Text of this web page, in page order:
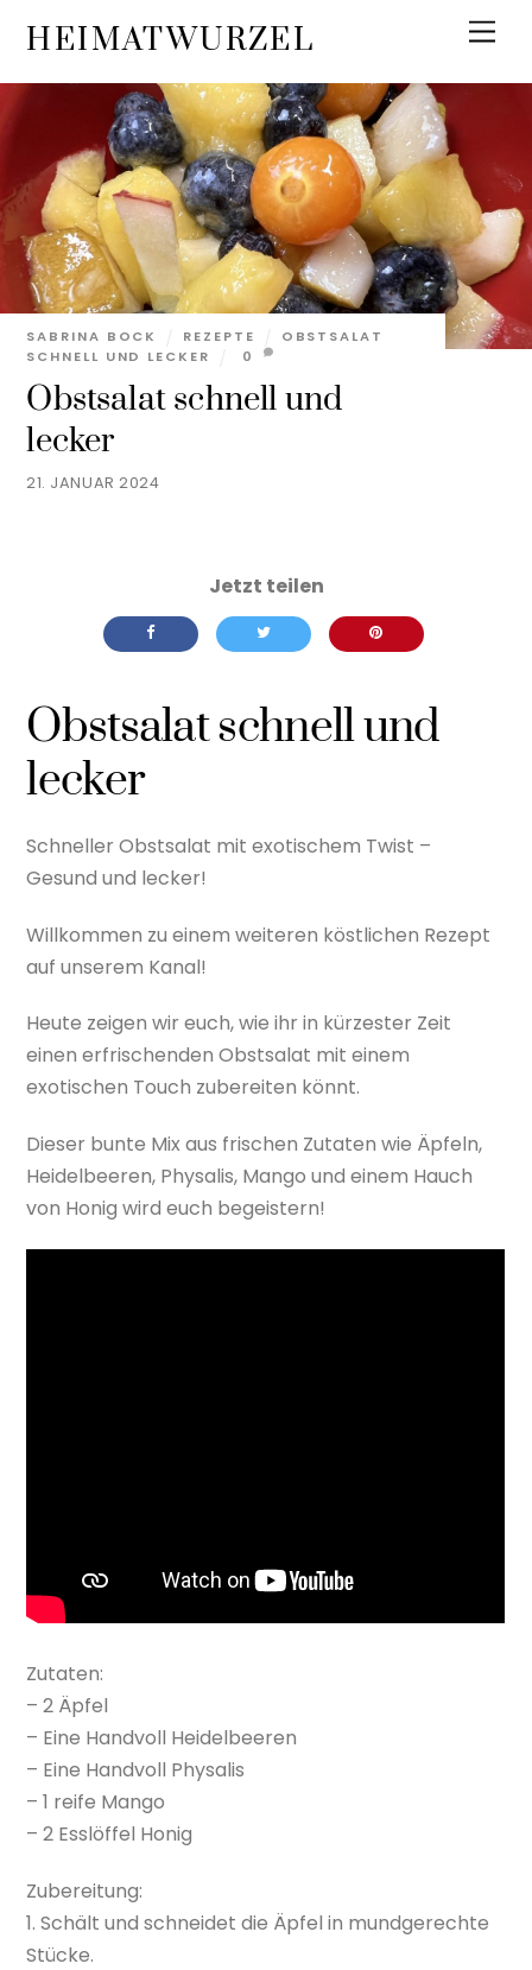
content
HEIMATWURZEL
21. JANUAR 2024
Obstsalat schnell und
lecker
SABRINA BOCK REZEPTE
OBSTSALAT
SCHNELL UND LECKER
0
Obstsalat schnell und
lecker
Schneller Obstsalat mit exotischem Twist –
Gesund und lecker!
Willkommen zu einem weiteren köstlichen Rezept
auf unserem Kanal!
Heute zeigen wir euch, wie ihr in kürzester Zeit
einen erfrischenden Obstsalat mit einem
exotischen Touch zubereiten könnt.
Dieser bunte Mix aus frischen Zutaten wie Äpfeln,
Heidelbeeren, Physalis, Mango und einem Hauch
von Honig wird euch begeistern!
Zutaten:
– 2 Äpfel
– Eine Handvoll Heidelbeeren
– Eine Handvoll Physalis
– 1 reife Mango
– 2 Esslöffel Honig
Zubereitung:
1. Schält und schneidet die Äpfel in mundgerechte
Stücke.